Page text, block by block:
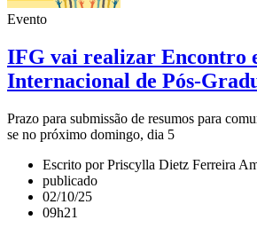
Evento
IFG vai realizar Encontro
Internacional de Pós-
Prazo para submissão de resumos para
se no próximo domingo, dia 5
Escrito por Priscylla Dietz Ferreira
publicado
02/10/25
09h21